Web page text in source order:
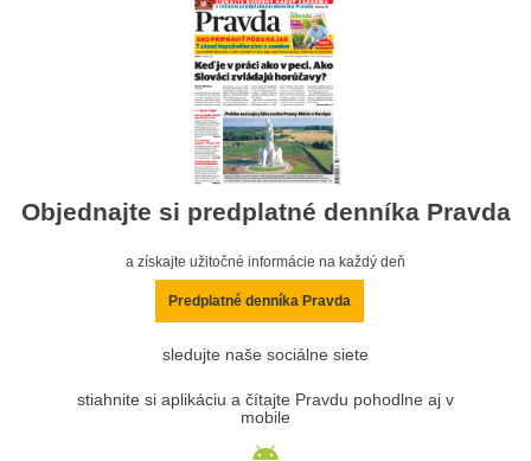
Objednajte si predplatné denníka Pravda
a získajte užitočné informácie na každý deň
Predplatné denníka Pravda
sledujte naše sociálne siete
stiahnite si aplikáciu a čítajte Pravdu pohodlne aj v
mobile